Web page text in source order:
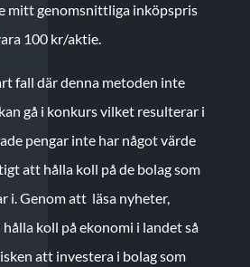
mitt genomsnittliga inköpspris
100 kr/aktie.
fall där denna metoden inte
gå i konkurs vilket resulterar i
pengar inte har något värde
att hålla koll på de bolag som
i. Genom att läsa nyheter,
koll på ekonomi i landet så
att investera i bolag som